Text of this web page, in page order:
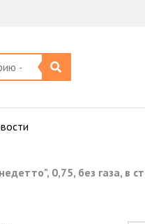
0,75, без газа, в